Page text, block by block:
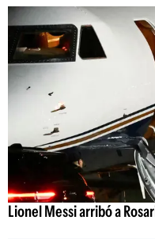
Lionel Messi arribó a